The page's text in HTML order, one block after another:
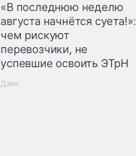
«В последнюю неделю
августа начнётся суета!»:
чем рискуют
перевозчики, не
успевшие освоить ЭТрН
Дзен